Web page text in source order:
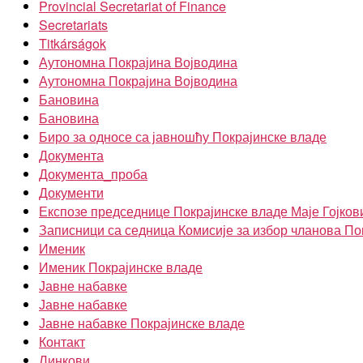
Provincial Secretariat of Finance
Secretariats
Titkárságok
Аутономна Покрајина Војводина
Аутономна Покрајина Војводина
Бановина
Бановина
Биро за односе са јавношћу Покрајинске владе
Документа
Документа_проба
Документи
Експозе председнице Покрајинске владе Маје
Записници са седница Комисије за избор чланова
Именик
Именик Покрајинске владе
Јавне набавке
Јавне набавке
Јавне набавке Покрајинске владе
Контакт